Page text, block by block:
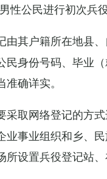
性公民进行初次兵役
由其户籍所在地县
身份号码、毕业
确详实。
采取网络登记的方
事业组织和乡、
设置兵役登记站